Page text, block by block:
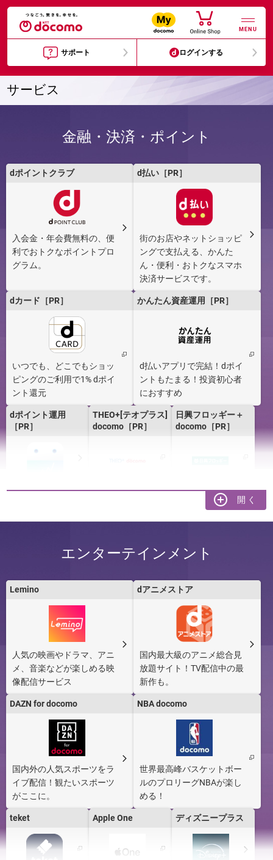
MENU
サポート ログインする
サービス
金融・決済・ポイント
dポイントクラブ
入会金・年会費無料の、便
利でおトクなポイントプロ
グラム。
d払い［PR］
街のお店やネットショッピ
ングで支払える、かんた
ん・便利・おトクなスマホ
決済サービスです。
dカード［PR］
いつでも、どこでもショッ
ピングのご利用で1% dポイ
ント還元
かんたん資産運用［PR］
d払いアプリで完結！dポイ
ントもたまる！投資初心者
におすすめ
dポイント運用
［PR］
THEO+[テオプラス]
docomo［PR］
日興フロッギー＋
docomo［PR］
日興iDeCo for
ドコモの火災保険
ドコモの自動車保
険 12,000円割引！
保険［PR］
ドコモスマート保
険ナビ［PR］
AIほけん［PR］
かざしてお支払い
「iD」［PR］
EVERING（エブリ
ング）
dアカウント
dスマホローン
［PR］
［PR］と書かれたサービスは、株式会社NTTドコモ・フィナンシャルグル
エンターテインメント
Lemino
人気の映画やドラマ、アニ
メ、音楽などが楽しめる映
像配信サービス
dアニメストア
国内最大級のアニメ総合見
放題サイト！TV配信中の最
新作も。
DAZN for docomo
国内外の人気スポーツをラ
イブ配信！観たいスポーツ
がここに。
NBA docomo
世界最高峰バスケットボー
ルのプロリーグNBAが楽し
める！
teket Apple One ディズニープラス